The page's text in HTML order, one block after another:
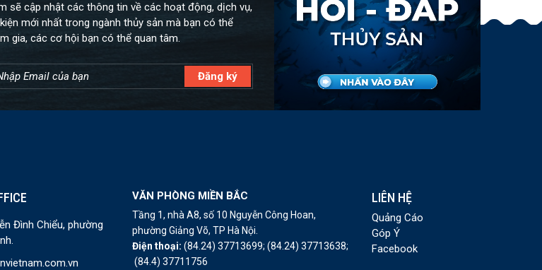
sẽ cập nhật các thông tin về các hoạt động, dịch vụ,
mới nhất trong ngành thủy sản mà bạn có thể
gia, các cơ hội bạn có thể quan tâm.
Đình Chiểu, phường
VĂN PHÒNG MIỀN BẮC
Tầng 1, nhà A8, số 10 Nguyễn Công Hoan,
phường Giảng Võ, TP Hà Nội.
Điện thoại:(84.24) 37713699;(84.24) 37713638;
(84.4) 37711756
LIÊN HỆ
Quảng Cáo
Góp Ý
Facebook